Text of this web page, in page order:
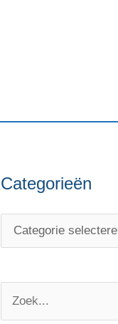
Categorieën
C
O